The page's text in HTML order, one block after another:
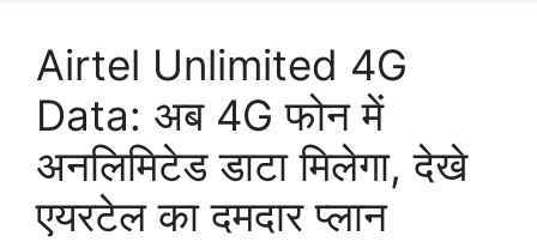
Airtel Unlimited 4G
Data: अब 4G फोन में
अनलिमिटेड डाटा मिलेगा, देखे
एयरटेल का दमदार प्लान